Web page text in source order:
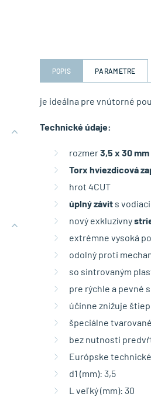
POPIS PARAMETRE
je ideálna pre vnútorné
Technické údaje:
rozmer3,5 x 30 mm
Torx hviezdicová
hrot 4CUT
úplný závits
nový exkluzívny
extrémne vysoká
odolný proti
so sintrovaným
pre rýchle a pevné
účinne znižuje
špeciálne
bez nutnosti
Európske
d1 (mm): 3,5
L veľký (mm): 30